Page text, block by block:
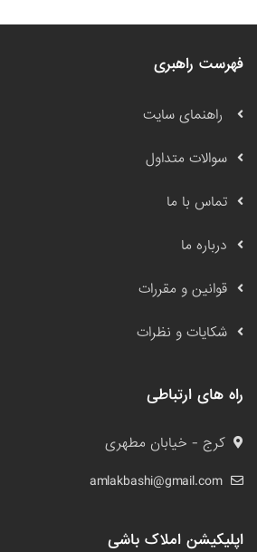
فهرست راهبری
راهنمای سایت
سوالات متداول
تماس با ما
درباره ما
قوانین و مقررات
شکایات و نظرات
راه های ارتباطی
کرج - خیابان مطهری
amlakbashi@gmail.com
اپلیکیشن املاک باشی